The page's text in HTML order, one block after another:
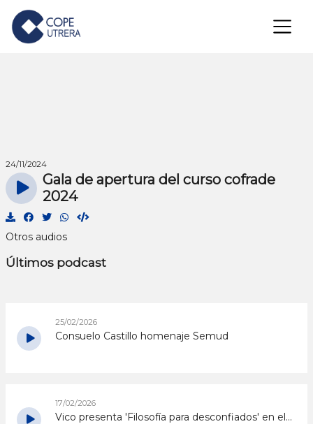
×
24/11/2024
Gala de apertura del curso cofrade
2024
Otros audios
Últimos podcast
25/02/2026
Consuelo Castillo homenaje Semud
17/02/2026
Vico presenta 'Filosofía para desconfiados' en el Encuentro de Vía Marciala